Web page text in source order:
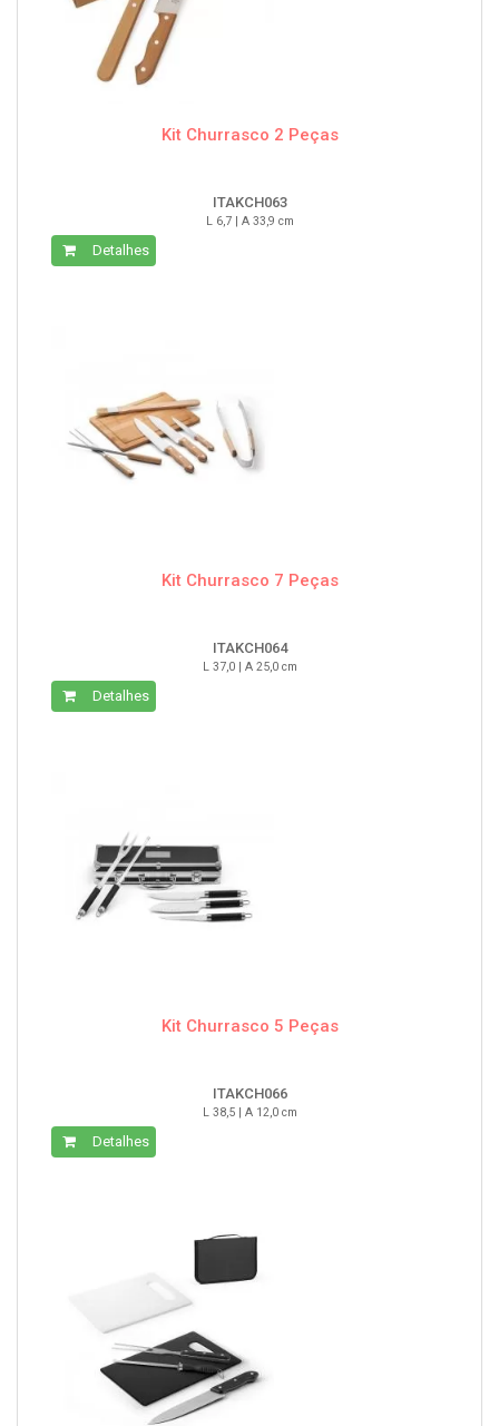
Kit Churrasco 2 Peças
ITAKCH063
L 6,7 | A 33,9 cm
Detalhes
Kit Churrasco 7 Peças
ITAKCH064
L 37,0 | A 25,0 cm
Detalhes
Kit Churrasco 5 Peças
ITAKCH066
L 38,5 | A 12,0 cm
Detalhes